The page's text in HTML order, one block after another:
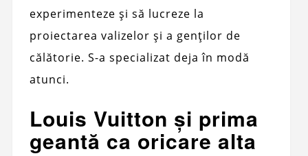
experimenteze și să lucreze la
proiectarea valizelor și a genților de
călătorie. S-a specializat deja în modă
atunci.
Louis Vuitton și prima
geantă ca oricare alta